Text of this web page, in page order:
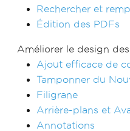
Rechercher et
Édition des PDFs
Améliorer le design
Ajout efficace de
Tamponner du
Filigrane
Arrière-plans et
Annotations